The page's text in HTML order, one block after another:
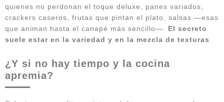
quienes no perdonan el toque deluxe, panes variados,
crackers caseros, frutas que pintan el plato, salsas —esas
que animan hasta el canapé más sencillo—. El secreto
suele estar en la variedad y en la mezcla de texturas
¿Y si no hay tiempo y la cocina
apremia?